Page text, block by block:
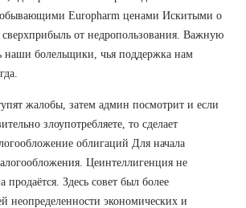
Europharm ценами Искитыми о
сверхприбыль от недропользования. Важную
наши болельщики, чья поддержка нам
жалобы, затем админ посмотрит и если
злоупотребляете, то сделает
облигаций Для начала
Цеинтеллигенция не
продаётся. Здесь совет был более
неопределенности экономических и